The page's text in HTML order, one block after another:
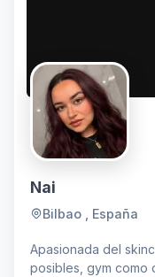
Nai
Bilbao , España
Apasionada del
posibles, gym como